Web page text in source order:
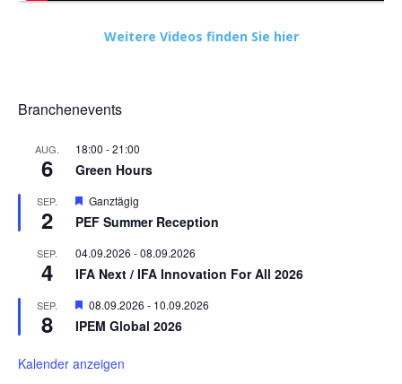
Weitere Videos finden Sie hier
Branchenevents
AUG.
6
18:00 -21:00
Green Hours
SEP.
2
Hervorgehoben
Ganztägig
PEF Summer Reception
SEP.
4
04.09.2026 -08.09.2026
IFA Next / IFA Innovation For All 2026
SEP.
8
Hervorgehoben
08.09.2026 - 10.09.2026
IPEM Global 2026
Kalender anzeigen